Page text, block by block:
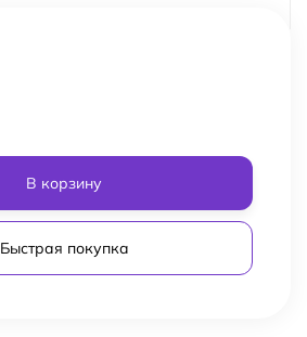
В корзину
Быстрая покупка